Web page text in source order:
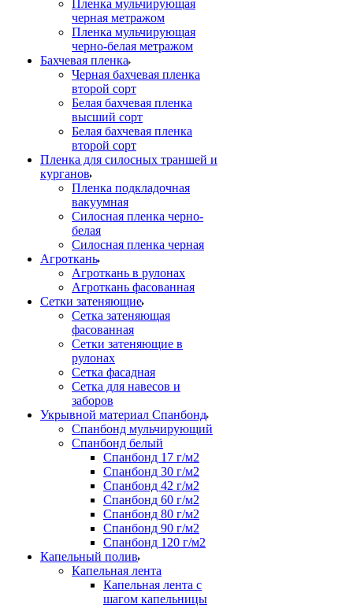
Пленка мульчирующая
черная метражом
Пленка мульчирующая
черно-белая метражом
Бахчевая пленка
Черная бахчевая пленка
второй сорт
Белая бахчевая пленка
высший сорт
Белая бахчевая пленка
второй сорт
Пленка для силосных траншей и
курганов
Пленка подкладочная
вакуумная
Силосная пленка черно-
белая
Силосная пленка черная
Агроткань
Агроткань в рулонах
Агроткань фасованная
Сетки затеняющие
Сетка затеняющая
фасованная
Сетки затеняющие в
рулонах
Сетка фасадная
Сетка для навесов и
заборов
Укрывной материал Спанбонд
Спанбонд мульчирующий
Спанбонд белый
Спанбонд 17 г/м2
Спанбонд 30 г/м2
Спанбонд 42 г/м2
Спанбонд 60 г/м2
Спанбонд 80 г/м2
Спанбонд 90 г/м2
Спанбонд 120 г/м2
Капельный полив
Капельная лента
Капельная лента с
шагом капельницы